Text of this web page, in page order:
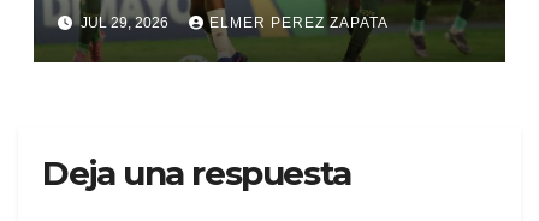
JUL 29, 2026 ELMER PEREZ ZAPATA
Deja una respuesta